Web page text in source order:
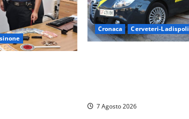
Cronaca Cerveteri-Ladispoli
7 Agosto 2026